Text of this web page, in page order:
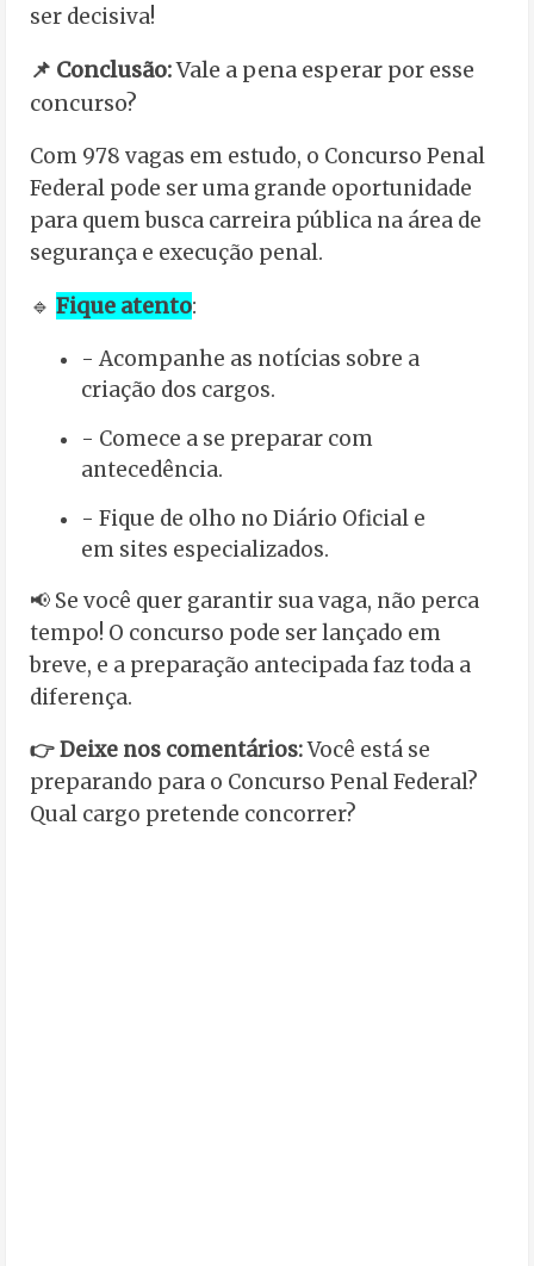
ser decisiva!
📌 Conclusão:Vale a pena esperar por esse
concurso?
Com 978 vagas em estudo, o Concurso Penal
Federal pode ser uma grande oportunidade
para quem busca carreira pública na área de
segurança e execução penal.
🔹Fique atento:
- Acompanhe as notícias sobre a
criação dos cargos.
- Comece a se preparar com
antecedência.
- Fique de olho no Diário Oficial e
em sites especializados.
📢 Se você quer garantir sua vaga, não perca
tempo! O concurso pode ser lançado em
breve, e a preparação antecipada faz toda a
diferença.
👉 Deixe nos comentários:Você está se
preparando para o Concurso Penal Federal?
Qual cargo pretende concorrer?